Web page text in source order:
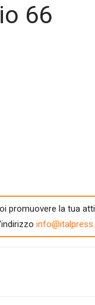
66
promuovere la tua